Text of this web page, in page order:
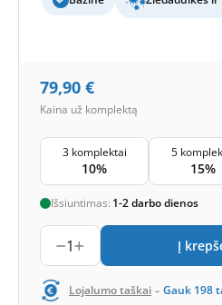
79,90 €
Kaina už komplektą
3 komplektai
10%
5
15%
Išsiuntimas: 1-2 darbo dienos
1 Į
Lojalumo taškai - Gauk 198